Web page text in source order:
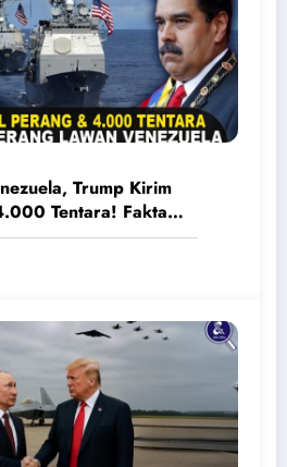
Trump Kirim
Tentara! Fakta